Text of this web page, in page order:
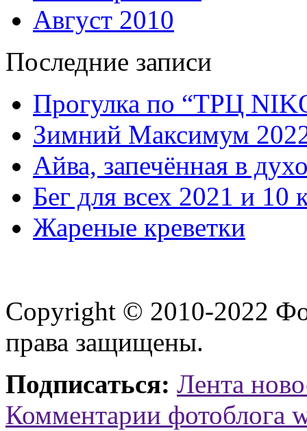
Август 2010
Последние записи
Прогулка по “ТРЦ
Зимний Максимум
Айва, запечённая в
Бег для всех 2021 и 10
Жареные креветки
Copyright © 2010-2022
права защищены.
Подписаться: Лента
Комментарии фотоблога